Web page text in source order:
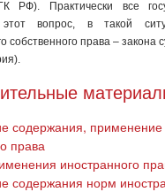
РФ). Практически все
этот вопрос, в такой
собственного права – закона
содержания, применение
права
иностранного
содержания норм